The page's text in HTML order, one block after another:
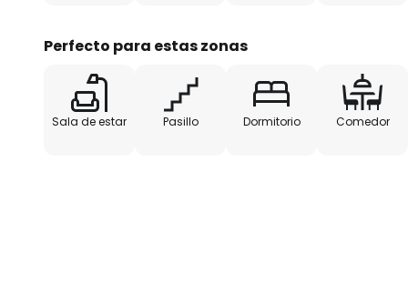
Perfecto para estas zonas
Sala de estar Pasillo Dormitorio Comedor